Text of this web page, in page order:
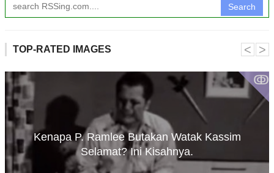
Search
TOP-RATED IMAGES
ↂ
Kenapa P. Ramlee Butakan Watak Kassim
Selamat? Ini Kisahnya.
˂ ˃